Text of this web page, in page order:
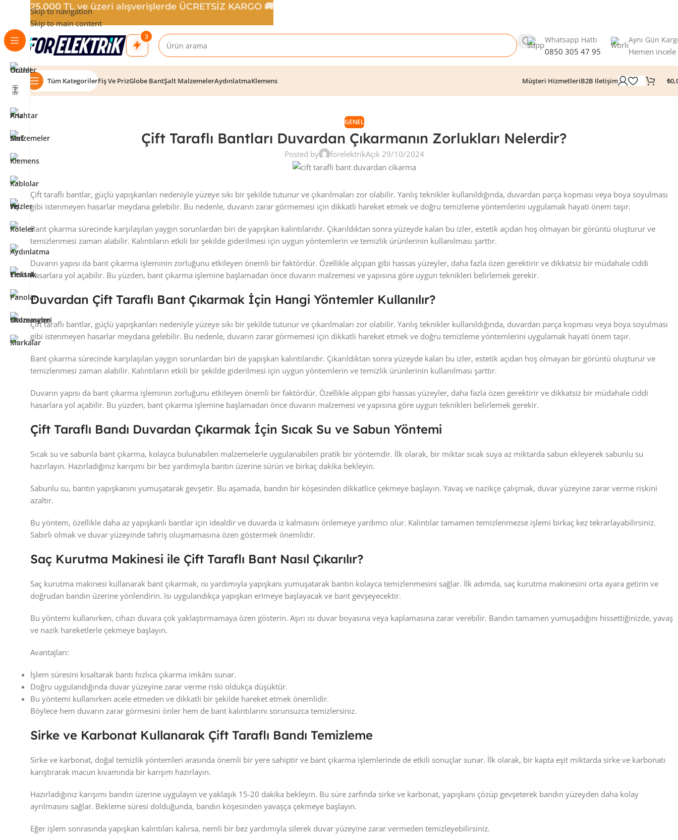
Skip to navigation
Skip to main content
3 Whatsapp Hattı
0850 305 47 95
Aynı Gün
Hemen incele
Tüm KategorilerFiş Ve PrizGlobe BantŞalt MalzemelerAydınlatmaKlemens Müşteri HizmetleriB2B Iletişim ₺
GENEL
Çift Taraflı Bantları Duvardan Çıkarmanın Zorlukları Nelerdir?
Posted by forelektrikAçık 29/10/2024
Çift taraflı bantlar, güçlü yapışkanları nedeniyle yüzeye sıkı bir şekilde tutunur ve çıkarılmaları zor olabilir. Yanlış teknikler kullanıldığında, duvardan parça kopması veya boya soyulması
gibi istenmeyen hasarlar meydana gelebilir. Bu nedenle, duvarın zarar görmemesi için dikkatli hareket etmek ve doğru temizleme yöntemlerini uygulamak hayati önem taşır.
Bant çıkarma sürecinde karşılaşılan yaygın sorunlardan biri de yapışkan kalıntılarıdır. Çıkarıldıktan sonra yüzeyde kalan bu izler, estetik açıdan hoş olmayan bir görüntü oluşturur ve
temizlenmesi zaman alabilir. Kalıntıların etkili bir şekilde giderilmesi için uygun yöntemlerin ve temizlik ürünlerinin kullanılması şarttır.
Duvarın yapısı da bant çıkarma işleminin zorluğunu etkileyen önemli bir faktördür. Özellikle alçıpan gibi hassas yüzeyler, daha fazla özen gerektirir ve dikkatsiz bir müdahale ciddi
hasarlara yol açabilir. Bu yüzden, bant çıkarma işlemine başlamadan önce duvarın malzemesi ve yapısına göre uygun teknikleri belirlemek gerekir.
Duvardan Çift Taraflı Bant Çıkarmak İçin Hangi Yöntemler Kullanılır?
Çift taraflı bantlar, güçlü yapışkanları nedeniyle yüzeye sıkı bir şekilde tutunur ve çıkarılmaları zor olabilir. Yanlış teknikler kullanıldığında, duvardan parça kopması veya boya soyulması
gibi istenmeyen hasarlar meydana gelebilir. Bu nedenle, duvarın zarar görmemesi için dikkatli hareket etmek ve doğru temizleme yöntemlerini uygulamak hayati önem taşır.
Bant çıkarma sürecinde karşılaşılan yaygın sorunlardan biri de yapışkan kalıntılarıdır. Çıkarıldıktan sonra yüzeyde kalan bu izler, estetik açıdan hoş olmayan bir görüntü oluşturur ve
temizlenmesi zaman alabilir. Kalıntıların etkili bir şekilde giderilmesi için uygun yöntemlerin ve temizlik ürünlerinin kullanılması şarttır.
Duvarın yapısı da bant çıkarma işleminin zorluğunu etkileyen önemli bir faktördür. Özellikle alçıpan gibi hassas yüzeyler, daha fazla özen gerektirir ve dikkatsiz bir müdahale ciddi
hasarlara yol açabilir. Bu yüzden, bant çıkarma işlemine başlamadan önce duvarın malzemesi ve yapısına göre uygun teknikleri belirlemek gerekir.
Çift Taraflı Bandı Duvardan Çıkarmak İçin Sıcak Su ve Sabun Yöntemi
Sıcak su ve sabunla bant çıkarma, kolayca bulunabilen malzemelerle uygulanabilen pratik bir yöntemdir. İlk olarak, bir miktar sıcak suya az miktarda sabun ekleyerek sabunlu su
hazırlayın. Hazırladığınız karışımı bir bez yardımıyla bantın üzerine sürün ve birkaç dakika bekleyin.
Sabunlu su, bantın yapışkanını yumuşatarak gevşetir. Bu aşamada, bandın bir köşesinden dikkatlice çekmeye başlayın. Yavaş ve nazikçe çalışmak, duvar yüzeyine zarar verme riskini
azaltır.
Bu yöntem, özellikle daha az yapışkanlı bantlar için idealdir ve duvarda iz kalmasını önlemeye yardımcı olur. Kalıntılar tamamen temizlenmezse işlemi birkaç kez tekrarlayabilirsiniz.
Sabırlı olmak ve duvar yüzeyinde tahriş oluşmamasına özen göstermek önemlidir.
Saç Kurutma Makinesi ile Çift Taraflı Bant Nasıl Çıkarılır?
Saç kurutma makinesi kullanarak bant çıkarmak, ısı yardımıyla yapışkanı yumuşatarak bantın kolayca temizlenmesini sağlar. İlk adımda, saç kurutma makinesini orta ayara getirin ve
doğrudan bandın üzerine yönlendirin. Isı uygulandıkça yapışkan erimeye başlayacak ve bant gevşeyecektir.
Bu yöntemi kullanırken, cihazı duvara çok yaklaştırmamaya özen gösterin. Aşırı ısı duvar boyasına veya kaplamasına zarar verebilir. Bandın tamamen yumuşadığını hissettiğinizde, yavaş
ve nazik hareketlerle çekmeye başlayın.
Avantajları:
İşlem süresini kısaltarak bantı hızlıca çıkarma imkânı sunar.
Doğru uygulandığında duvar yüzeyine zarar verme riski oldukça düşüktür.
Bu yöntemi kullanırken acele etmeden ve dikkatli bir şekilde hareket etmek önemlidir.
Böylece hem duvarın zarar görmesini önler hem de bant kalıntılarını sorunsuzca temizlersiniz.
Sirke ve Karbonat Kullanarak Çift Taraflı Bandı Temizleme
Sirke ve karbonat, doğal temizlik yöntemleri arasında önemli bir yere sahiptir ve bant çıkarma işlemlerinde de etkili sonuçlar sunar. İlk olarak, bir kapta eşit miktarda sirke ve karbonatı
karıştırarak macun kıvamında bir karışım hazırlayın.
Hazırladığınız karışımı bandın üzerine uygulayın ve yaklaşık 15-20 dakika bekleyin. Bu süre zarfında sirke ve karbonat, yapışkanı çözüp gevşeterek bandın yüzeyden daha kolay
ayrılmasını sağlar. Bekleme süresi dolduğunda, bandın köşesinden yavaşça çekmeye başlayın.
Eğer işlem sonrasında yapışkan kalıntıları kalırsa, nemli bir bez yardımıyla silerek duvar yüzeyine zarar vermeden temizleyebilirsiniz.
25.000 TL ve üzeri alışverişlerde ÜCRETSİZ KARGO 🚚